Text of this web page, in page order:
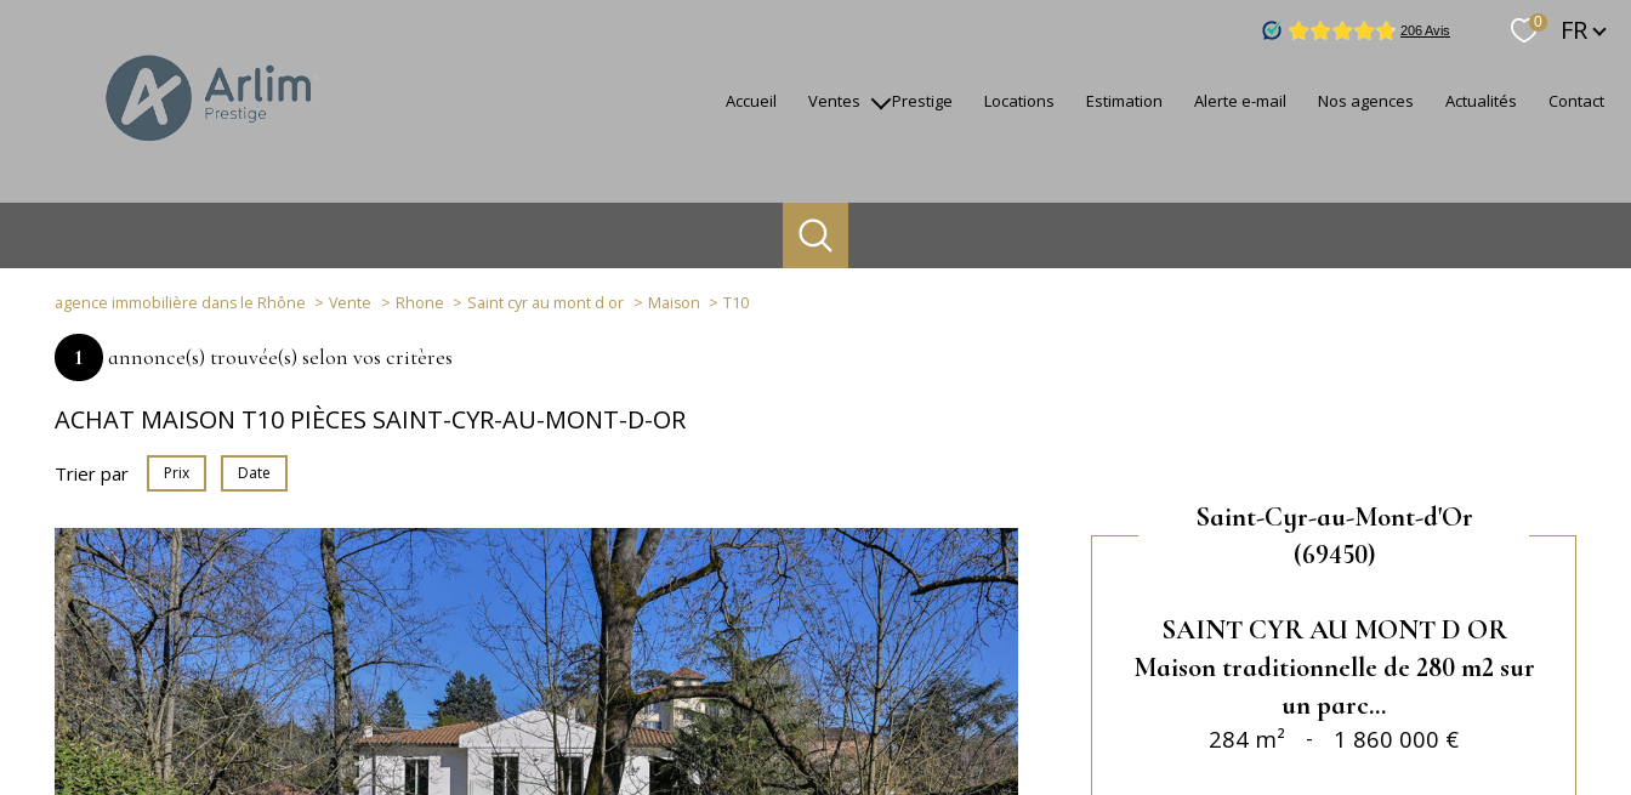
0 FR
accueil ventes
terrains
autres
prestige locations estimation alerte e-mail nos agences actualités contact
agence immobilière dans le Rhône Vente Rhone Saint cyr au mont d or Maison T10
1 annonce(s) trouvée(s) selon vos critères
ACHAT MAISON T10 PIÈCES SAINT-CYR-AU-MONT-D-OR
Trier par Prix Date
Saint-Cyr-au-Mont-d'Or
(69450)
SAINT CYR AU MONT D OR
Maison traditionnelle de 280 m2 sur
un parc...
284 m² - 1 860 000 €